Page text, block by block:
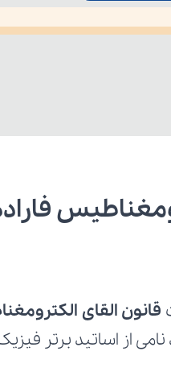
4 از 4 فیزیک یازدهم
قانون القای
از اساتید برتر